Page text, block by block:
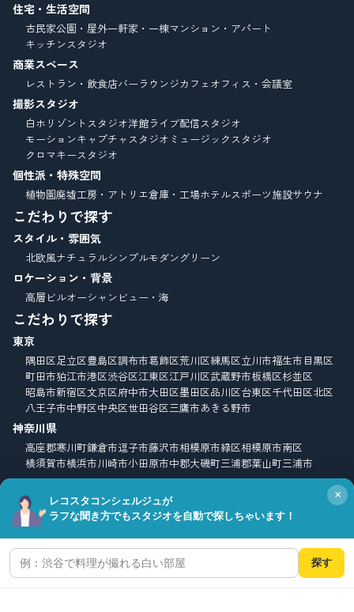
住宅・生活空間
古民家公園・屋外一軒家・一棟マンション・アパート
キッチンスタジオ
商業スペース
レストラン・飲食店バーラウンジカフェオフィス・会議室
撮影スタジオ
白ホリゾントスタジオ洋館ライブ配信スタジオ
モーションキャプチャスタジオ ミュージックスタジオ
クロマキースタジオ
個性派・特殊空間
植物園廃墟工房・アトリエ倉庫・工場ホテルスポーツ施設サウナ
こだわりで探す
スタイル・雰囲気
北欧風ナチュラルシンプルモダングリーン
ロケーション・背景
高層ビルオーシャンビュー・海
こだわりで探す
東京
隅田区足立区豊島区調布市葛飾区荒川区練馬区立川市福生市 目黒区
町田市狛江市港区渋谷区江東区江戸川区武蔵野市板橋区杉並区
昭島市新宿区文京区府中市大田区墨田区品川区台東区千代田区北区
八王子市中野区中央区世田谷区三鷹市あきる野市
神奈川県
高座郡寒川町鎌倉市逗子市藤沢市相模原市緑区相模原市南区
横須賀市横浜市川崎市小田原市中郡大磯町三浦郡葉山町三浦市
北海道
函館
千葉県
鴨川市長生郡一宮町袖ケ浦市松戸市市原市山武郡九十九里町山武市
富津市南房総市 匝瑳市 いすみ市
埼玉県
レコスタコンシェルジュが
ラフな聞き方でもスタジオを自動で探しちゃいます！
×
探す